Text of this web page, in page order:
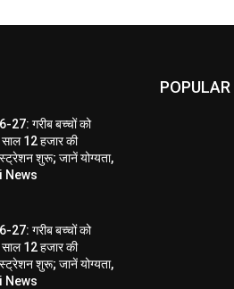
27: गरीब बच्चों को
साल 12 हजार की
शुरू; जानें योग्यता,
News
27: गरीब बच्चों को
साल 12 हजार की
शुरू; जानें योग्यता,
News